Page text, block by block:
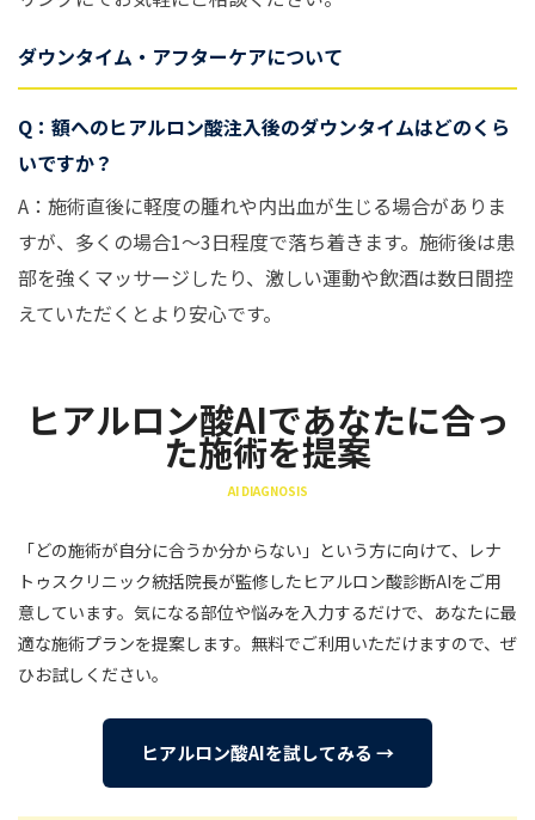
ダウンタイム・アフターケアについて
Q：額へのヒアルロン酸注入後のダウンタイムはどのくら
いですか？
A：施術直後に軽度の腫れや内出血が生じる場合がありま
すが、多くの場合1〜3日程度で落ち着きます。施術後は患
部を強くマッサージしたり、激しい運動や飲酒は数日間控
えていただくとより安心です。
ヒアルロン酸AIであなたに合っ
た施術を提案
AI DIAGNOSIS
「どの施術が自分に合うか分からない」という方に向けて、レナ
トゥスクリニック統括院長が監修したヒアルロン酸診断AIをご用
意しています。気になる部位や悩みを入力するだけで、あなたに最
適な施術プランを提案します。無料でご利用いただけますので、ぜ
ひお試しください。
ヒアルロン酸AIを試してみる →